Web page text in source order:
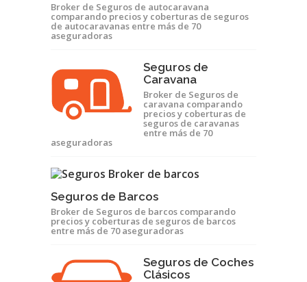
Broker de Seguros de autocaravana
comparando precios y coberturas de seguros
de autocaravanas entre más de 70
aseguradoras
Seguros de
Caravana
Broker de Seguros de
caravana comparando
precios y coberturas de
seguros de caravanas
entre más de 70
aseguradoras
Seguros de Barcos
Broker de Seguros de barcos comparando
precios y coberturas de seguros de barcos
entre más de 70 aseguradoras
Seguros de Coches
Clásicos